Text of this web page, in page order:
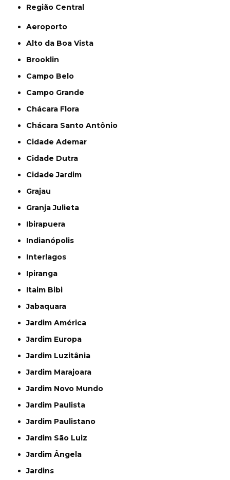
Região Central
Aeroporto
Alto da Boa Vista
Brooklin
Campo Belo
Campo Grande
Chácara Flora
Chácara Santo Antônio
Cidade Ademar
Cidade Dutra
Cidade Jardim
Grajau
Granja Julieta
Ibirapuera
Indianópolis
Interlagos
Ipiranga
Itaim Bibi
Jabaquara
Jardim América
Jardim Europa
Jardim Luzitânia
Jardim Marajoara
Jardim Novo Mundo
Jardim Paulista
Jardim Paulistano
Jardim São Luiz
Jardim Ângela
Jardins